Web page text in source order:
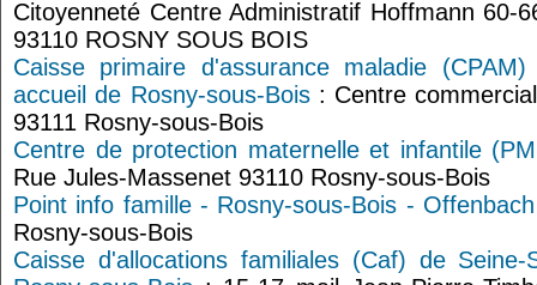
Citoyenneté Centre Administratif Hoffmann 60-
93110 ROSNY SOUS BOIS
Caisse primaire d'assurance maladie
accueil de Rosny-sous-Bois: Centre
93111 Rosny-sous-Bois
Centre de protection maternelle et infantile
Rue Jules-Massenet 93110 Rosny-sous-Bois
Point info famille - Rosny-sous-Bois - Offenbach
Rosny-sous-Bois
Caisse d'allocations familiales (Caf) de